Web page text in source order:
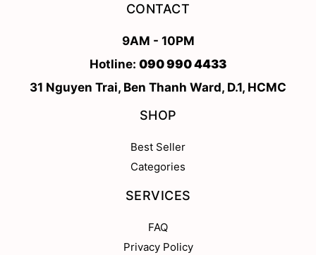
CONTACT
9AM - 10PM
Hotline: 090 990 4433
31 Nguyen Trai, Ben Thanh Ward, D.1, HCMC
SHOP
Best Seller
Categories
SERVICES
FAQ
Privacy Policy